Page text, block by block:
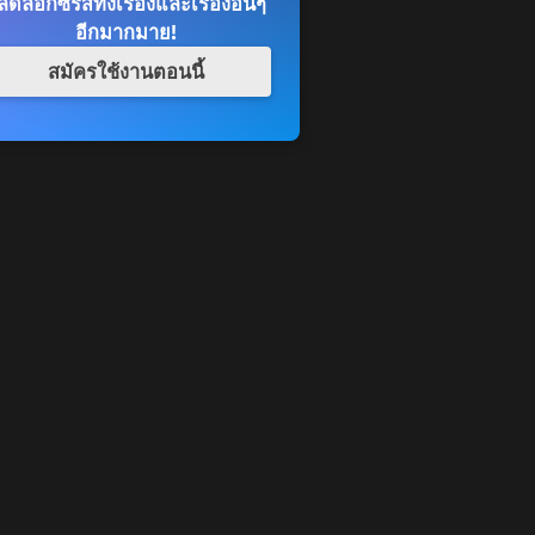
อีกมากมาย!
สมัครใช้งานตอนนี้